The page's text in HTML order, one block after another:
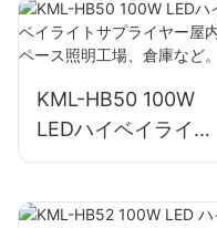
庫など。
KML-HB50 100W
LEDハイベイライト
サプライヤー屋内ス
庫など。